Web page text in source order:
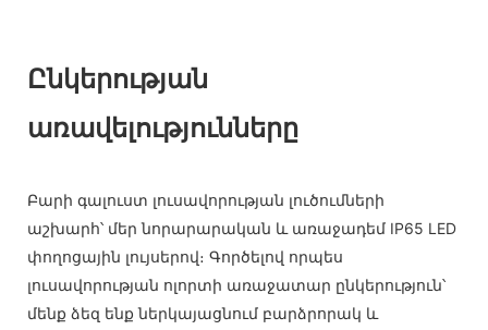
Ընկերության
առավելությունները
Բարի գալուստ լուսավորության լուծումների
աշխարհ՝ մեր նորարարական և առաջադեմ IP65 LED
փողոցային լույսերով։ Գործելով որպես
լուսավորության ոլորտի առաջատար ընկերություն՝
մենք ձեզ ենք ներկայացնում բարձրորակ և